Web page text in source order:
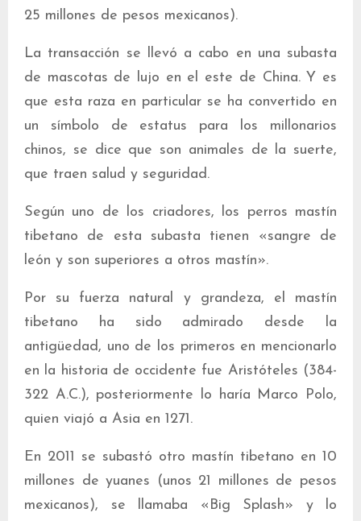
25 millones de pesos mexicanos).
La transacción se llevó a cabo en una subasta
de mascotas de lujo en el este de China. Y es
que esta raza en particular se ha convertido en
un símbolo de estatus para los millonarios
chinos, se dice que son animales de la suerte,
que traen salud y seguridad.
Según uno de los criadores, los perros mastín
tibetano de esta subasta tienen «sangre de
león y son superiores a otros mastín».
Por su fuerza natural y grandeza, el mastín
tibetano ha sido admirado desde la
antigüedad, uno de los primeros en mencionarlo
en la historia de occidente fue Aristóteles (384-
322 A.C.), posteriormente lo haría Marco Polo,
quien viajó a Asia en 1271.
En 2011 se subastó otro mastín tibetano en 10
millones de yuanes (unos 21 millones de pesos
mexicanos), se llamaba «Big Splash» y lo